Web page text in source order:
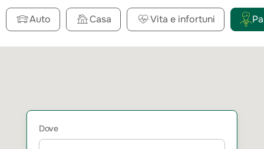
Auto Casa Vita e infortuni
Dove